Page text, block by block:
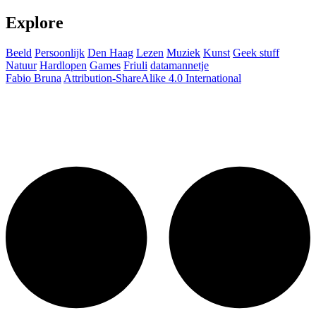
Explore
Beeld Persoonlijk Den Haag Lezen Muziek Kunst Geek stuff
Natuur Hardlopen Games Friuli datamannetje
Fabio Bruna Attribution-ShareAlike 4.0 International